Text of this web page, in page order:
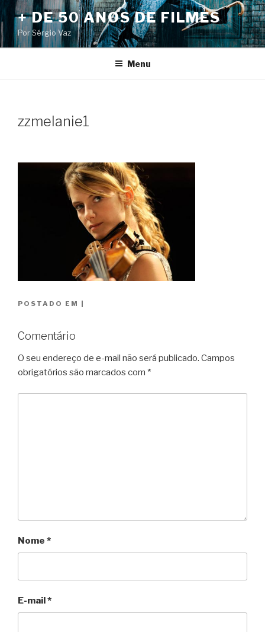
Pular
para
o
conteúdo
+ DE 50 ANOS DE FILMES
Por Sérgio Vaz
Menu
zzmelanie1
POSTADO EM
Comentário
O seu endereço de e-mail não será publicado. Campos
obrigatórios são marcados com *
Nome *
E-mail*